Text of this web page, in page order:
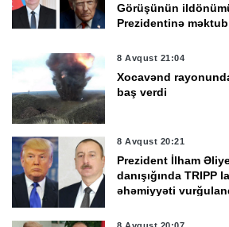
Görüşünün
Prezidentinə
8 Avqust 21:04
Xocavənd
baş verdi
8 Avqust 20:21
Prezident İlham
danışığında TRIPP
əhəmiyyəti